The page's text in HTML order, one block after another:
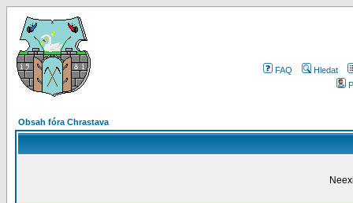
FAQ
Hledat
Obsah fóra Chrastava